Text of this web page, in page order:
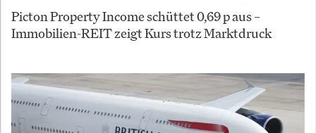
Picton Property Income schüttet 0,69 p aus –
Immobilien-REIT zeigt Kurs trotz Marktdruck